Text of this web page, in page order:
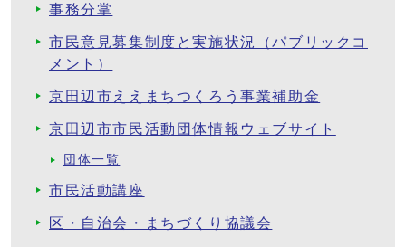
事務分掌
市民意見募集制度と実施状況（パブリックコ
メント）
京田辺市ええまちつくろう事業補助金
京田辺市市民活動団体情報ウェブサイト
団体一覧
市民活動講座
区・自治会・まちづくり協議会